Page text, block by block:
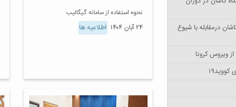
نحوه استفاده از سامانه گیگالیب
۲۴ آبان ۱۴۰۴ اطلاعیه ها
درمقابله با شیوع
ویروس کرونا